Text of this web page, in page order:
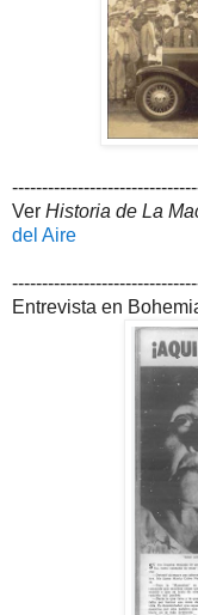
Ver Historia de La
del Aire
Entrevista en